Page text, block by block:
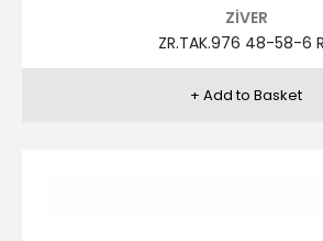
FRANCISCO LOPEZ
FRA.L.TAK.451 48-58 R5